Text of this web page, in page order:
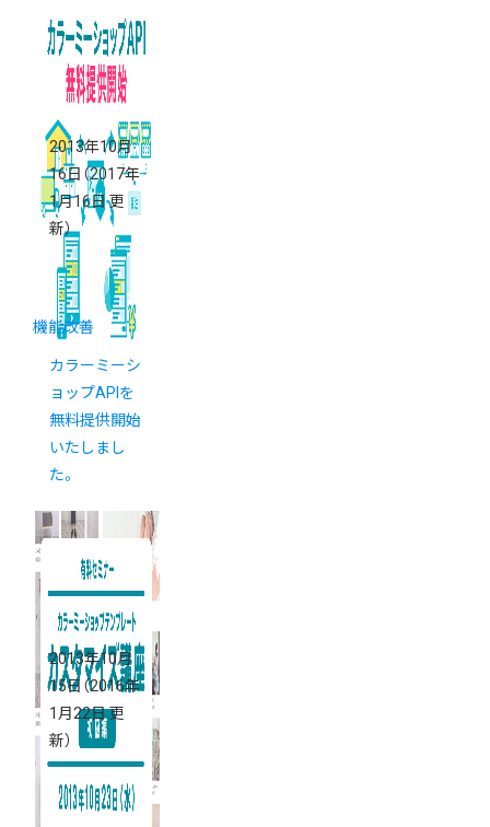
始
2013年10月
16日 （2017年
1月16日 更
新）
機能改善
カラーミーシ
ョップAPIを
無料提供開始
いたしまし
た。
2013年10月
15日 （2016年
1月22日 更
新）